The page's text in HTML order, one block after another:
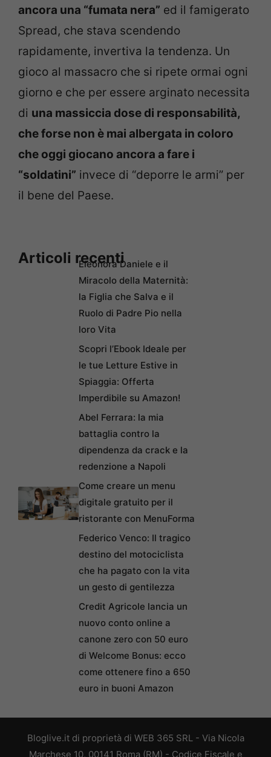
ancora una “fumata nera” ed il famigerato
Spread, che stava scendendo
rapidamente, invertiva la tendenza. Un
gioco al massacro che si ripete ormai ogni
giorno e che per essere arginato necessita
di una massiccia dose di responsabilità,
che forse non è mai albergata in coloro
che oggi giocano ancora a fare i
“soldatini” invece di “deporre le armi” per
il bene del Paese.
Articoli recentiEleonora Daniele e il
Miracolo della Maternità:
la Figlia che Salva e il
Ruolo di Padre Pio nella
loro Vita
Scopri l’Ebook Ideale per
le tue Letture Estive in
Spiaggia: Offerta
Imperdibile su Amazon!
Abel Ferrara: la mia
battaglia contro la
dipendenza da crack e la
redenzione a Napoli
Come creare un menu
digitale gratuito per il
ristorante con MenuForma
Federico Venco: Il tragico
destino del motociclista
che ha pagato con la vita
un gesto di gentilezza
Credit Agricole lancia un
nuovo conto online a
canone zero con 50 euro
di Welcome Bonus: ecco
come ottenere fino a 650
euro in buoni Amazon
Bloglive.it di proprietà di WEB 365 SRL - Via Nicola
Marchese 10, 00141 Roma (RM) - Codice Fiscale e